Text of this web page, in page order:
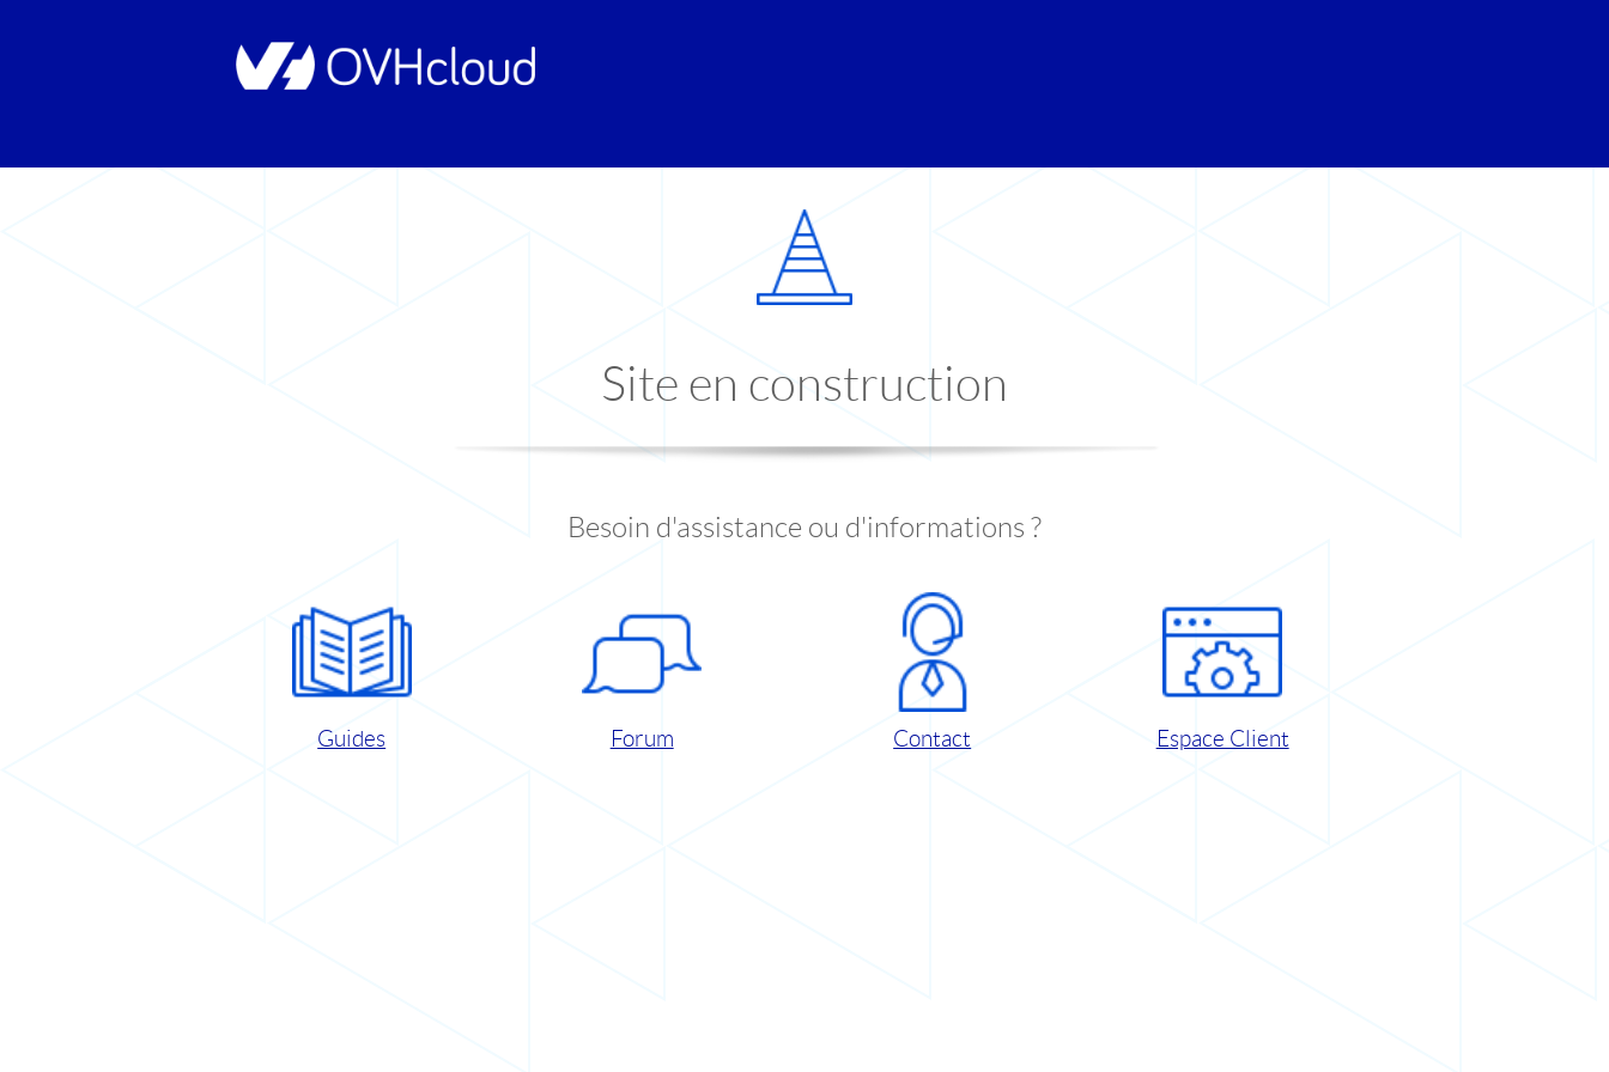
Site en construction
Besoin d'assistance ou d'informations ?
Guides Forum Contact Espace Client